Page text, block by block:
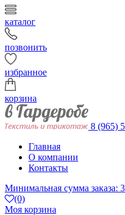
каталог
позвонить
избранное
корзина
8 (965)
Главная
О компании
Контакты
Минимальная сумма заказа:
(0)
Моя корзина